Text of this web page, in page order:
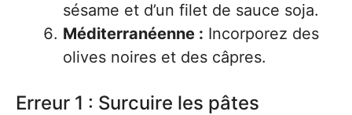
sésame et d’un filet de sauce soja.
Méditerranéenne : Incorporez des
olives noires et des câpres.
Erreur 1 : Surcuire les pâtes